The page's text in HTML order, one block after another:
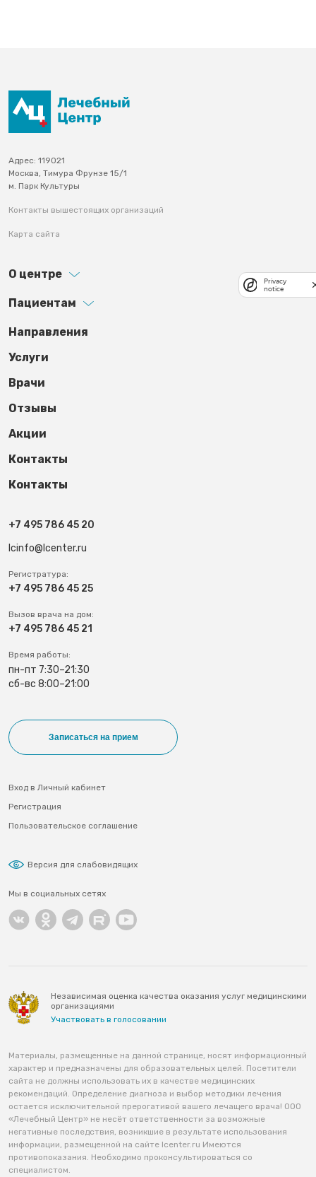
Адрес: 119021
Москва, Тимура Фрунзе 15/1
м. Парк Культуры
Контакты вышестоящих организаций
Карта сайта
О центре
Пациентам
Footer third
Направления
Услуги
Врачи
Отзывы
Акции
Контакты
Контакты
+7 495 786 45 20
lcinfo@lcenter.ru
Регистратура:
+7 495 786 45 25
Вызов врача на дом:
+7 495 786 45 21
Время работы:
пн-пт 7:30–21:30
сб-вс 8:00–21:00
Записаться на прием
Вход в Личный кабинет
Регистрация
Пользовательское соглашение
Версия для слабовидящих
Мы в социальных сетях
Материалы, размещенные на данной странице, носят информационный
характер и предназначены для образовательных целей. Посетители
сайта не должны использовать их в качестве медицинских
рекомендаций. Определение диагноза и выбор методики лечения
остается исключительной прерогативой вашего лечащего врача! ООО
«Лечебный Центр» не несёт ответственности за возможные
негативные последствия, возникшие в результате использования
информации, размещенной на сайте lcenter.ru Имеются
противопоказания. Необходимо проконсультироваться со
специалистом.
Независимая оценка качества оказания услуг медицинскими
организациями
Участвовать в голосовании
Privacy
notice